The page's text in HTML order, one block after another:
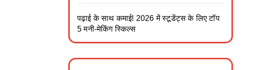
पढ़ाई के साथ कमाई! 2026 में स्टूडेंट्स के लिए टॉप
5 मनी-मेकिंग स्किल्स